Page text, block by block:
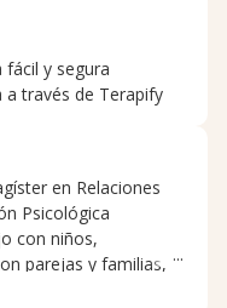
y segura
a través de Terapify
en Relaciones
Psicológica
con niños,
parejas y familias,
emocional,